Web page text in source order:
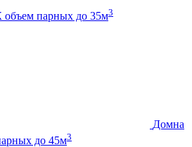
объем парных до 35м3
Домна
до 45м3